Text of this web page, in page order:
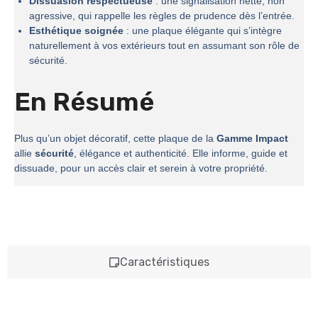
Caractéristiques
agressive, qui rappelle les règles de prudence dès l’entrée.
Esthétique soignée : une plaque élégante qui s’intègre
naturellement à vos extérieurs tout en assumant son rôle de
sécurité.
En Résumé
Plus qu’un objet décoratif, cette plaque de la Gamme Impact
allie sécurité, élégance et authenticité. Elle informe, guide et
dissuade, pour un accès clair et serein à votre propriété.